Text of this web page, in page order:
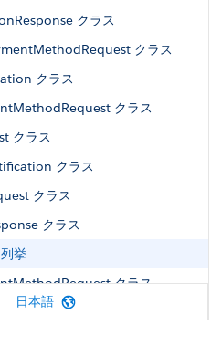
クラス
クラス
クラス
クラス
クラス
クラス
クラス
クラス
挙
クラス
クラス
日本語